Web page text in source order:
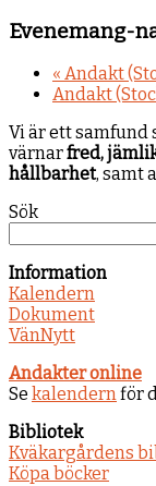
Evenemang-
« Andakt
Andakt
Vi är ett samfund
värnarfred,
hållbarhet, samt
Sök
Information
Kalendern
Dokument
VänNytt
Andakter online
Se kalendernför
Bibliotek
Kväkargårdens
Köpa böcker